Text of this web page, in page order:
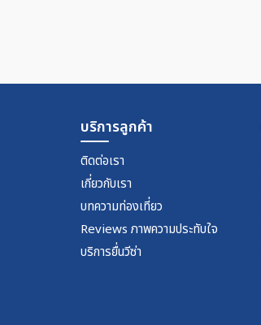
บริการลูกค้า
ติดต่อเรา
เกี่ยวกับเรา
บทความท่องเที่ยว
Reviews ภาพความประทับใจ
บริการยื่นวีซ่า